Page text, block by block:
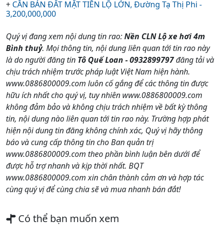
+ CẦN BÁN ĐẤT MẶT TIỀN LỘ LỚN, Đường Tạ Thị Phi -
3,200,000,000
Quý vị đang xem nội dung tin rao:Nền CLN Lộ xe hơi 4m
Bình thuỷ. Mọi thông tin, nội dung liên quan tới tin rao này
là do người đăng tin Tô Quế Loan - 0932899797đăng tải và
chịu trách nhiệm trước pháp luật Việt Nam hiện hành.
www.0886800009.com luôn cố gắng để các thông tin được
hữu ích nhất cho quý vị, tuy nhiên www.0886800009.com
không đảm bảo và không chịu trách nhiệm về bất kỳ thông
tin, nội dung nào liên quan tới tin rao này. Trường hợp phát
hiện nội dung tin đăng không chính xác, Quý vị hãy thông
báo và cung cấp thông tin cho Ban quản trị
www.0886800009.com theo phần bình luận bên dưới để
được hỗ trợ nhanh và kịp thời nhất. BQT
www.0886800009.com xin chân thành cảm ơn và hợp tác
cùng quý vị để cùng chia sẽ và mua nhanh bán đắt!
Có thể bạn muốn xem